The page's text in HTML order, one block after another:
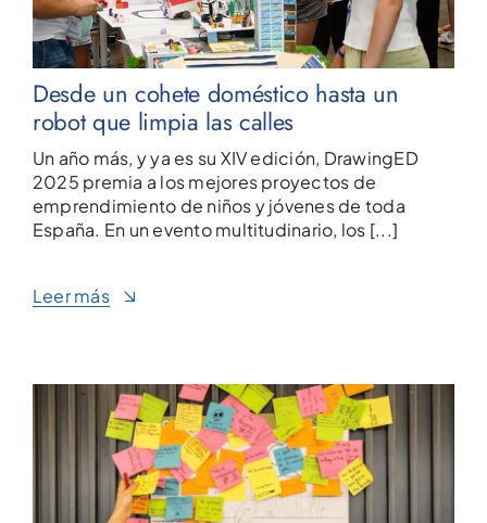
Desde un cohete doméstico hasta un
robot que limpia las calles
Un año más, y ya es su XIV edición, DrawingED
2025 premia a los mejores proyectos de
emprendimiento de niños y jóvenes de toda
España. En un evento multitudinario, los [...]
Leer más